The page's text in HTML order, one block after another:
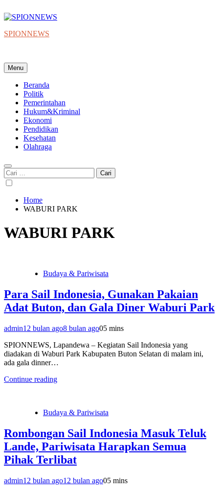
to
SPIONNEWS
Menu
Beranda
Politik
Pemerintahan
Hukum&Kriminal
Ekonomi
Pendidikan
Kesehatan
Olahraga
Cari
untuk:
Home
WABURI PARK
WABURI PARK
Budaya & Pariwisata
Para Sail Indonesia, Gunakan Pakaian
Adat Buton, dan Gala Diner Waburi Park
admin12 bulan ago8 bulan ago05 mins
SPIONNEWS, Lapandewa – Kegiatan Sail Indonesia yang
diadakan di Waburi Park Kabupaten Buton Selatan di malam ini,
ada gala dinner…
Continue reading
Budaya & Pariwisata
Rombongan Sail Indonesia Masuk Teluk
Lande, Pariwisata Harapkan Semua
Pihak Terlibat
admin12 bulan ago12 bulan ago05 mins